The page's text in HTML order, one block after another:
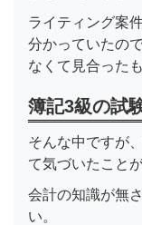
ライティング案
分かっていたの
なくて見合った
簿記3級の試
そんな中ですが
て気づいたこと
会計の知識が無
い。